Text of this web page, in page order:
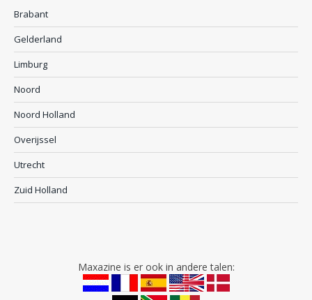
Brabant
Gelderland
Limburg
Noord
Noord Holland
Overijssel
Utrecht
Zuid Holland
Maxazine is er ook in andere talen: